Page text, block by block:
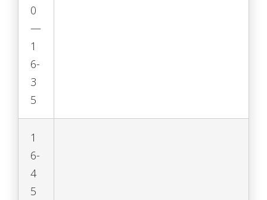
0
—
1
6-
3
5
1
6-
4
5